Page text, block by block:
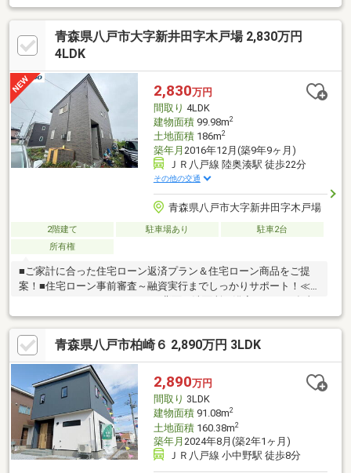
るため、襖を取れば広々とした空間になります！▽独立階段は1階
の生活音が2階に響きにくいため、2階で仕事や勉強などをする際
も集中できます♪▽カースペース1台≪周辺環境≫▽藤覚保育園ま
で徒歩7分(約480m)▽はたやま歯科医院まで徒歩8分(約630m)物件
は【資料請求・お問合せ】よりお気軽にお問合せくださいませ♪
青森県八戸市大字新井田字木戸場 2,830万円
4LDK
2,830万円
間取り 4LDK
建物面積99.98m2
土地面積186m2
築年月 2016年12月(築9年9ヶ月)
ＪＲ八戸線 陸奥湊駅 徒歩22分
その他の交通
青森県八戸市大字新井田字木戸場
2階建て 駐車場あり
駐車2台
所有権
■ご家計に合った住宅ローン返済プラン＆住宅ローン商品をご提
案！■住宅ローン事前審査～融資実行までしっかりサポート！≪
おすすめポイント≫▽キッチン背面に洗面所と浴室があり、食事
の準備や洗濯、お風呂の準備がスムーズにできる快適な家事動線
です！▽全居室収納に加えて階段下や廊下に収納があり、季節物
の荷物や生活用品もすっきり収まります◎▽カースペース2台≪周
辺環境≫▽みなと保育園まで徒歩5分(約390m)▽スーパードラッ
グアサヒ 湊高台店まで徒歩7分(約500m)見学をご希望の方は【見
学予約する】詳細を知りたい方は【資料請求する】よりお問い合
わせくださいませ♪
青森県八戸市柏崎６ 2,890万円 3LDK
2,890万円
間取り 3LDK
建物面積91.08m2
土地面積160.38m2
築年月 2024年8月(築2年1ヶ月)
ＪＲ八戸線 小中野駅 徒歩8分